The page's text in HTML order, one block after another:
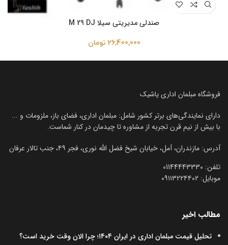
صندلی مدیریتی سیلا M 29 DJ
26,400,000 تومان
فروشگاه مبلمان اداری یاشیک
دارای نمایندگی‌های برتر کشور شامل: مبلمان اداری، فضای باز، ملزومات و ...
با بیش از نیم قرن تجربه از مشاوره تا چیدمان در کنار شماست.
آدرس: مازندران، آمل، خیابان شیخ فضل الله نوری، فجر ۴۹، جنب تالار عرفان
تلفن:‌ 01144443330
موبایل:‌ ۰۹۱۱۳۲۲۴۴۰۲
مطالب اخیر
تحلیل قیمت مبلمان اداری در ایران ۱۴۰۴؛ چرا الان وقت خرید است؟